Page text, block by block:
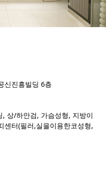
신진흥빌딩 6층
상/하안검, 가슴성형, 지방이
센터(필러,실을이용한코성형,